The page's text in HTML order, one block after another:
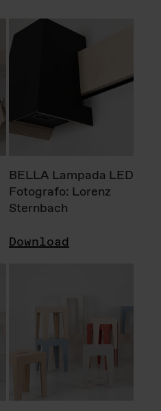
BELLA Lampada LED
Fotografo: Lorenz
Sternbach
Download